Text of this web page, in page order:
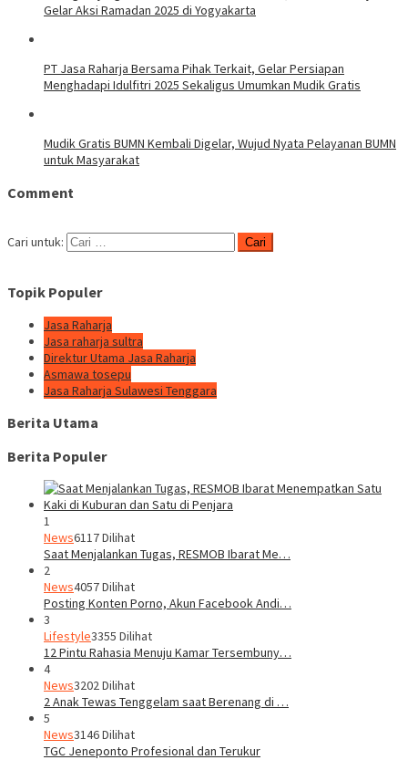
Gelar Aksi Ramadan 2025 di Yogyakarta
PT Jasa Raharja Bersama Pihak Terkait, Gelar Persiapan
Menghadapi Idulfitri 2025 Sekaligus Umumkan Mudik Gratis
Mudik Gratis BUMN Kembali Digelar, Wujud Nyata Pelayanan BUMN
untuk Masyarakat
Comment
Cari untuk:
Topik Populer
Jasa Raharja
Jasa raharja sultra
Direktur Utama Jasa Raharja
Asmawa tosepu
Jasa Raharja Sulawesi Tenggara
Berita Utama
Berita Populer
1
News6117 Dilihat
Saat Menjalankan Tugas, RESMOB Ibarat Me…
2
News4057 Dilihat
Posting Konten Porno, Akun Facebook Andi…
3
Lifestyle3355 Dilihat
12 Pintu Rahasia Menuju Kamar Tersembuny…
4
News3202 Dilihat
2 Anak Tewas Tenggelam saat Berenang di …
5
News3146 Dilihat
TGC Jeneponto Profesional dan Terukur